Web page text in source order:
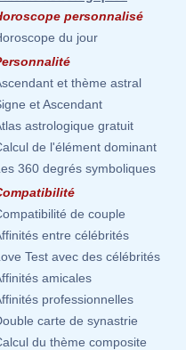
personnalisé
du jour
et thème astral
et Ascendant
astrologique gratuit
de l'élément dominant
360 degrés symboliques
de couple
entre célébrités
Test avec des célébrités
amicales
professionnelles
carte de synastrie
du thème composite